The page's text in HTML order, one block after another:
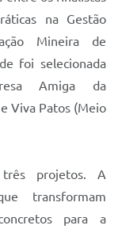
na Gestão
Mineira de
foi selecionada
Amiga da
Viva Patos (Meio
três projetos. A
transformam
para a